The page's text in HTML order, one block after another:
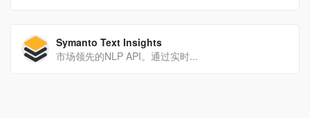
Symanto Text Insights
市场领先的NLP API。通过实时...